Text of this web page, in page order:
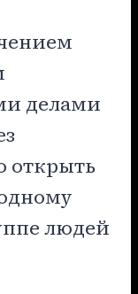
делами
открыть
людей